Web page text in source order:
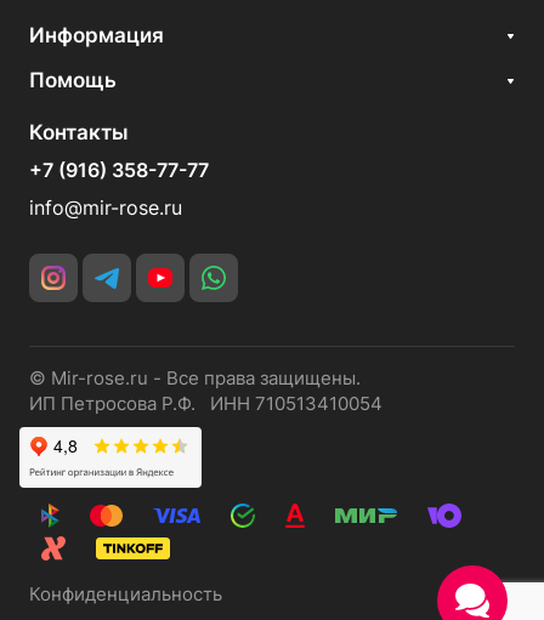
Информация
Помощь
Контакты
+7 (916) 358-77-77
info@mir-rose.ru
© Mir-rose.ru - Все права защищены.
ИП Петросова Р.Ф. ИНН 710513410054
Конфиденциальность